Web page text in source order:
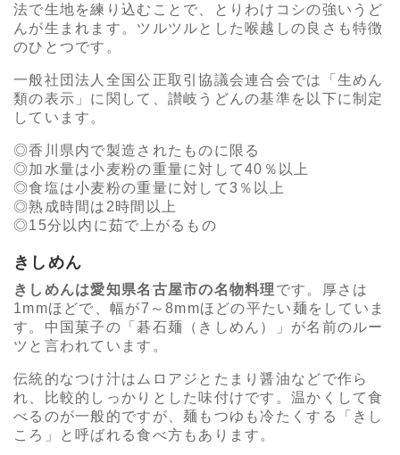
法で生地を練り込むことで、とりわけコシの強いうど
んが生まれます。ツルツルとした喉越しの良さも特徴
のひとつです。
一般社団法人全国公正取引協議会連合会では「生めん
類の表示」に関して、讃岐うどんの基準を以下に制定
しています。
香川県内で製造されたものに限る
加水量は小麦粉の重量に対して40％以上
食塩は小麦粉の重量に対して3％以上
熟成時間は2時間以上
15分以内に茹で上がるもの
きしめん
きしめんは愛知県名古屋市の名物料理 です。厚さは
1mmほどで、幅が7～8mmほどの平たい麺をしていま
す。中国菓子の「碁石麺（きしめん）」が名前のルー
ツと言われています。
伝統的なつけ汁はムロアジとたまり醤油などで作ら
れ、比較的しっかりとした味付けです。温かくして食
べるのが一般的ですが、麺もつゆも冷たくする「きし
ころ」と呼ばれる食べ方もあります。